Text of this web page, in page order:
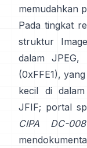
memudahkan
Pada tingkat
struktur
dalam JPEG,
(0xFFE1),
kecil di
JFIF; portal
CIPA DC-008